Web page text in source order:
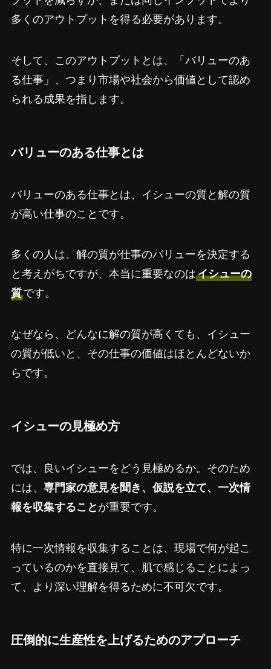
多くのアウトプットを得る必要があります。
そして、このアウトプットとは、「バリューのあ
る仕事」、つまり市場や社会から価値として認め
られる成果を指します。
バリューのある仕事とは
バリューのある仕事とは、イシューの質と解の質
が高い仕事のことです。
多くの人は、解の質が仕事のバリューを決定する
と考えがちですが、本当に重要なのはイシューの
質です。
なぜなら、どんなに解の質が高くても、イシュー
の質が低いと、その仕事の価値はほとんどないか
らです。
イシューの見極め方
では、良いイシューをどう見極めるか。そのため
には、 専門家の意見を聞き、仮説を立て、一次情
報を収集すること が重要です。
特に一次情報を収集することは、現場で何が起こ
っているのかを直接見て、肌で感じることによっ
て、より深い理解を得るために不可欠です。
圧倒的に生産性を上げるためのアプローチ